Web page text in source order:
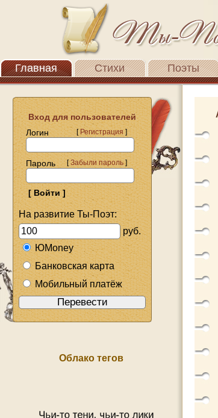
Главная Стихи Поэты
Вход для пользователей
Логин
[Регистрация]
Пароль [Забыли пароль]
На развитие Ты-Поэт:
руб.
ЮMoney
Банковская карта
Мобильный платёж
Облако тегов